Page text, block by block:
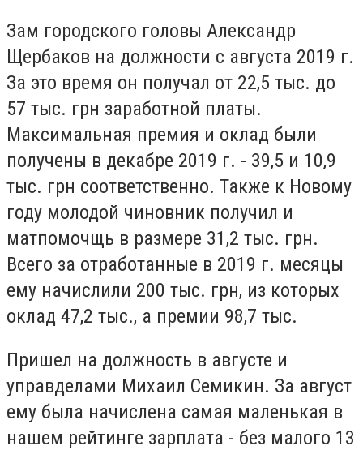
Зам городского головы Александр
Щербаков на должности с августа 2019 г.
За это время он получал от 22,5 тыс. до
57 тыс. грн заработной платы.
Максимальная премия и оклад были
получены в декабре 2019 г. - 39,5 и 10,9
тыс. грн соответственно. Также к Новому
году молодой чиновник получил и
матпомочщь в размере 31,2 тыс. грн.
Всего за отработанные в 2019 г. месяцы
ему начислили 200 тыс. грн, из которых
оклад 47,2 тыс., а премии 98,7 тыс.
Пришел на должность в августе и
управделами Михаил Семикин. За август
ему была начислена самая маленькая в
нашем рейтинге зарплата - без малого 13